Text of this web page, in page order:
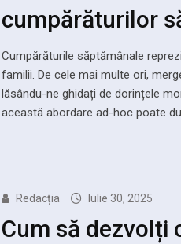
cumpărăturilor
Cumpărăturile săptămânale
familii. De cele mai multe ori,
lăsându-ne ghidați de dorințele
această abordare ad-hoc poate
Redacția Iulie 30, 2025
Cum să dezvolți